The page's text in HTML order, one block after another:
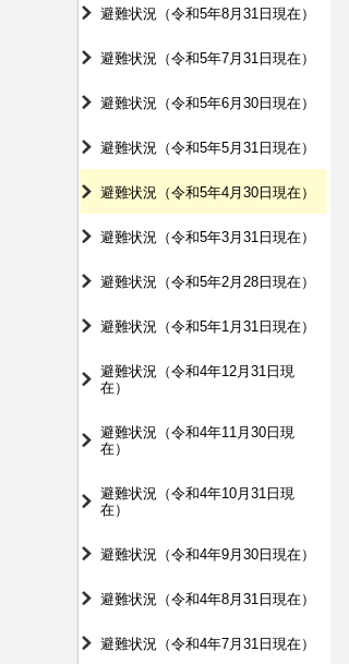
避難状況（令和5年8月31日現在）
避難状況（令和5年7月31日現在）
避難状況（令和5年6月30日現在）
避難状況（令和5年5月31日現在）
避難状況（令和5年4月30日現在）
避難状況（令和5年3月31日現在）
避難状況（令和5年2月28日現在）
避難状況（令和5年1月31日現在）
避難状況（令和4年12月31日現
在）
避難状況（令和4年11月30日現
在）
避難状況（令和4年10月31日現
在）
避難状況（令和4年9月30日現在）
避難状況（令和4年8月31日現在）
避難状況（令和4年7月31日現在）